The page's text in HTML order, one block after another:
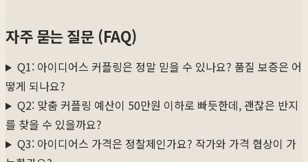
자주 묻는 질문 (FAQ)
Q1: 아이디어스 커플링은 정말 믿을 수 있나요? 품질 보증은 어
떻게 되나요?
Q2: 맞춤 커플링 예산이 50만원 이하로 빠듯한데, 괜찮은 반지
를 찾을 수 있을까요?
Q3: 아이디어스 가격은 정찰제인가요? 작가와 가격 협상이 가